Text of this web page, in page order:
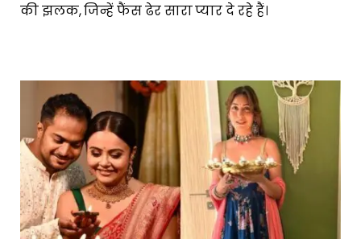
की झलक, जिन्हें फैंस ढेर सारा प्यार दे रहे हैं।